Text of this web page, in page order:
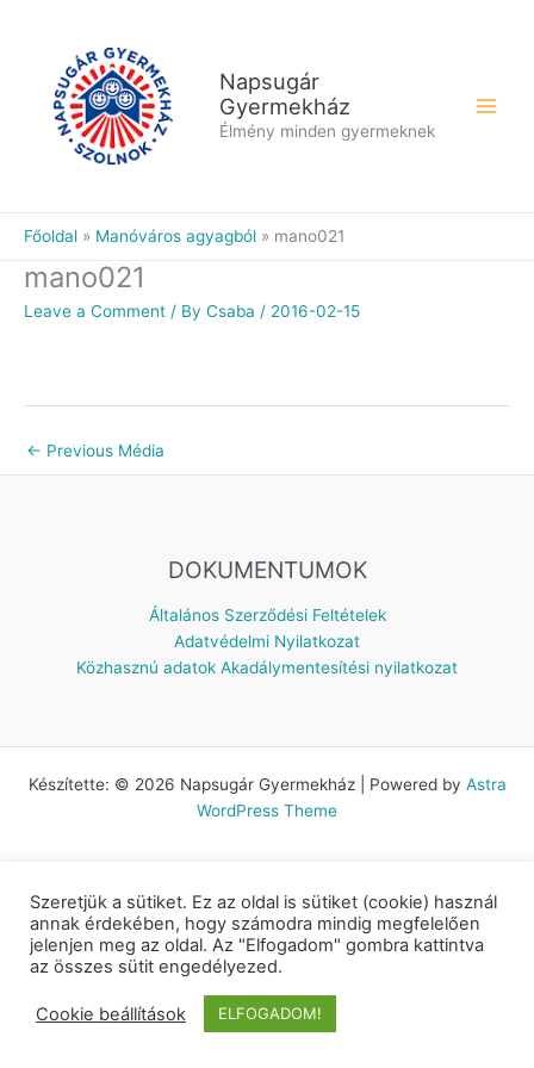
Napsugár
Gyermekház
Élmény minden gyermeknek
Főoldal Manóváros agyagból mano021
mano021
Leave a Comment / By Csaba / 2016-02-15
← Previous Média
DOKUMENTUMOK
Általános Szerződési Feltételek
Adatvédelmi Nyilatkozat
Közhasznú adatok Akadálymentesítési nyilatkozat
Készítette: © 2026 Napsugár Gyermekház | Powered by Astra
WordPress Theme
Szeretjük a sütiket. Ez az oldal is sütiket (cookie) használ
annak érdekében, hogy számodra mindig megfelelően
jelenjen meg az oldal. Az "Elfogadom" gombra kattintva
az összes sütit engedélyezed.
Cookie beállítások ELFOGADOM!